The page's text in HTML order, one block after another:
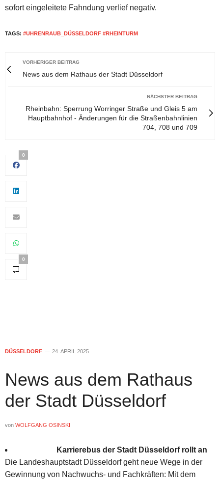
sofort eingeleitete Fahndung verlief negativ.
TAGS: #UHRENRAUB_DÜSSELDORF #RHEINTURM
VORHERIGER BEITRAG
News aus dem Rathaus der Stadt Düsseldorf
NÄCHSTER BEITRAG
Rheinbahn: Sperrung Worringer Straße und Gleis 5 am
Hauptbahnhof - Änderungen für die Straßenbahnlinien
704, 708 und 709
0
0
DÜSSELDORF 24. APRIL 2025
News aus dem Rathaus
der Stadt Düsseldorf
von WOLFGANG OSINSKI
Karrierebus der Stadt Düsseldorf rollt an
Die Landeshauptstadt Düsseldorf geht neue Wege in der
Gewinnung von Nachwuchs- und Fachkräften: Mit dem